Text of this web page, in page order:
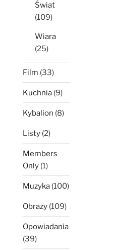
Świat
(109)
Wiara
(25)
Film (33)
Kuchnia (9)
Kybalion (8)
Listy (2)
Members
Only (1)
Muzyka (100)
Obrazy (109)
Opowiadania
(39)